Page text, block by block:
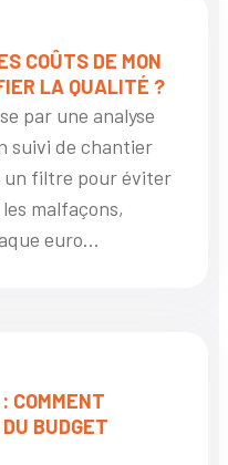
COÛTS DE MON
LA QUALITÉ ?
par une analyse
suivi de chantier
un filtre pour éviter
malfaçons,
euro...
COMMENT
BUDGET